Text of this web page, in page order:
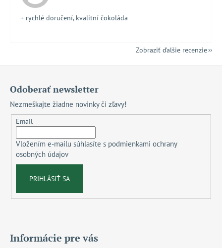
+ rychlé doručení, kvalitní čokoláda
Zobraziť ďalšie recenzie
Odoberať newsletter
Nezmeškajte žiadne novinky či zľavy!
Email
Vložením e-mailu súhlasíte s podmienkami ochrany
osobných údajov
PRIHLÁSIŤ SA
Informácie pre vás